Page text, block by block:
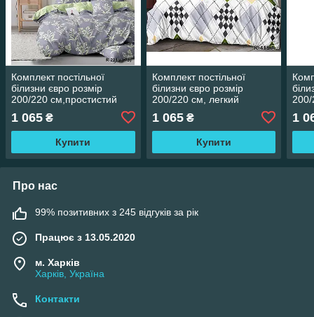
Комплект постільної
білизни євро розмір
200/220 см,простистий
70/70,тканина сатин 100%
бавовна
1 065 ₴
Купити
Комплект постільної
білизни євро розмір
200/220 см, легкий
70/70,тканина сатин 100%
бавовна
1 065₴
Купити
200/
70/
1
Про нас
99% позитивних з 245 відгуків за рік
Працює з 13.05.2020
м. Харків
Харків, Україна
Контакти